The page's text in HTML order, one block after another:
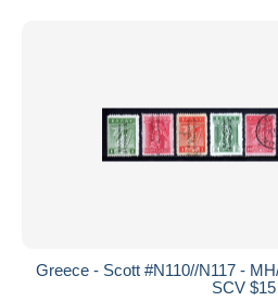
Greece - Scott #N110//N117 -
SCV $15